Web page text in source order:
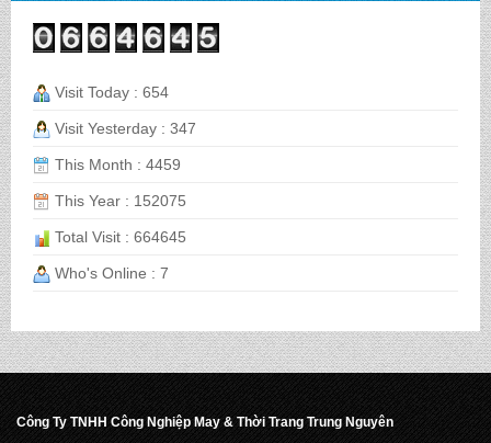
BALO HỌC SINH MS: TN 2068
CẶP HỌC SINH MS: TN 5015
Visit Today : 654
Visit Yesterday : 347
This Month : 4459
This Year : 152075
Total Visit : 664645
Who's Online : 7
Công Ty TNHH Công Nghiệp May & Thời Trang Trung Nguyên